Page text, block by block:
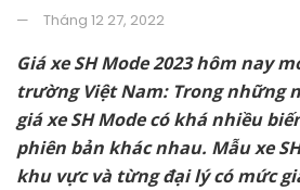
Tháng 12 27, 2022
Giá xe SH Mode 2023 hôm nay
trường Việt Nam: Trong những
giá xe SH Mode có khá nhiều
phiên bản khác nhau. Mẫu xe
khu vực và từng đại lý có mức